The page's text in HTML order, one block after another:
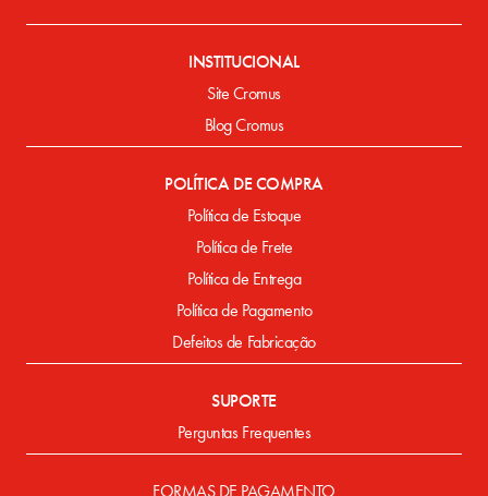
INSTITUCIONAL
Site Cromus
Blog Cromus
POLÍTICA DE COMPRA
Política de Estoque
Política de Frete
Política de Entrega
Política de Pagamento
Defeitos de Fabricação
SUPORTE
Perguntas Frequentes
FORMAS DE PAGAMENTO